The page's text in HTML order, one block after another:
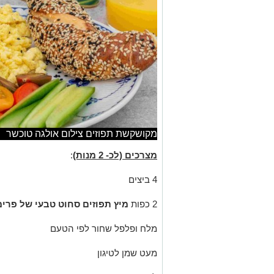
מקושקשת תפוזים צילום אולגה טוכשר
מצרכים (לכ- 2 מנות) :
4 ביצים
2 כפות מיץ תפוזים סחוט טבעי של
מלח ופלפל שחור לפי הטעם
מעט שמן לטיגון
להגשה:
מיץ תפוזים סחוט טרי של פרימור